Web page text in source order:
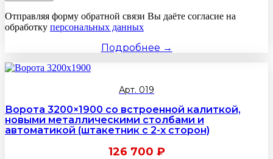
Отправляя форму обратной связи Вы даёте согласие на
обработку персональных данных
Подробнее →
Арт. 019
Ворота 3200×1900 со встроенной калиткой,
новыми металлическими столбами и
автоматикой (штакетник с 2-х сторон)
126 700 ₽